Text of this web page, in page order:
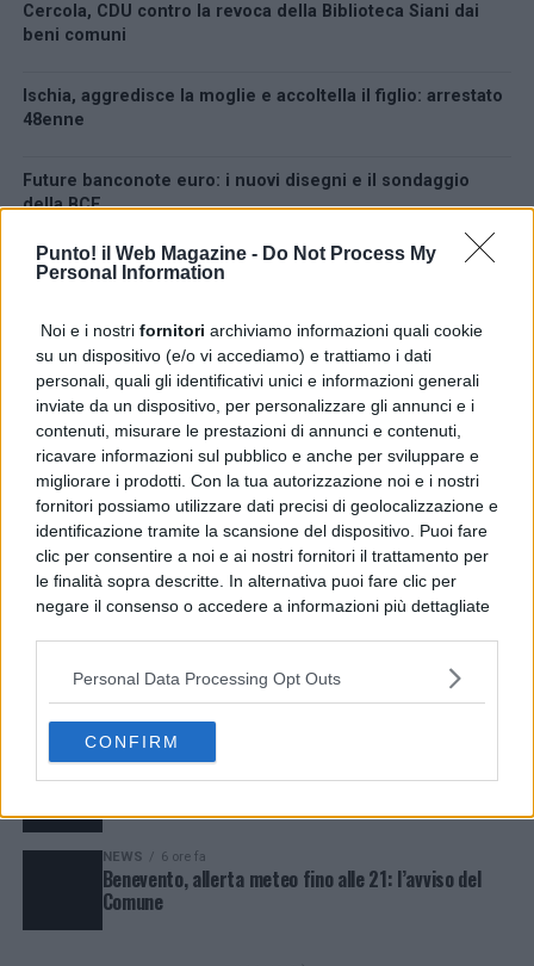
Punto! il Web Magazine - Do Not Process My
Personal Information
Noi e i nostri fornitori archiviamo informazioni quali cookie
su un dispositivo (e/o vi accediamo) e trattiamo i dati
personali, quali gli identificativi unici e informazioni generali
inviate da un dispositivo, per personalizzare gli annunci e i
contenuti, misurare le prestazioni di annunci e contenuti,
ricavare informazioni sul pubblico e anche per sviluppare e
migliorare i prodotti. Con la tua autorizzazione noi e i nostri
fornitori possiamo utilizzare dati precisi di geolocalizzazione e
identificazione tramite la scansione del dispositivo. Puoi fare
clic per consentire a noi e ai nostri fornitori il trattamento per
le finalità sopra descritte. In alternativa puoi fare clic per
negare il consenso o accedere a informazioni più dettagliate
possono non richiedere il tuo consenso, ma hai il diritto di
opporti a tale trattamento. Le tue preferenze si
preferenze in qualsiasi momento ritornando su questo sito o
consultando la nostrainformativa sulla riservatezza.
Personal Data Processing Opt Outs
CONFIRM
Cercola, CDU contro la revoca della Biblioteca Siani dai
beni comuni
Ischia, aggredisce la moglie e accoltella il figlio: arrestato
48enne
Future banconote euro: i nuovi disegni e il sondaggio
della BCE
Paduli, intervento su Via Ignazia dopo i solleciti di SiAmo
Benevento, allerta meteo fino alle 21: l’avviso del Comune
LATEST TRENDING VIDEOS
POLITICA 3 ore fa
Cercola, CDU contro la revoca della Biblioteca Siani
dai beni comuni
CRONACA 3 ore fa
Ischia, aggredisce la moglie e accoltella il figlio:
arrestato 48enne
Future banconote euro: i nuovi disegni e il sondaggio
della BCE
POLITICA 5 ore fa
Paduli, intervento su Via Ignazia dopo i solleciti di
NEWS 6 ore fa
Benevento, allerta meteo fino alle 21: l’avviso del
Comune